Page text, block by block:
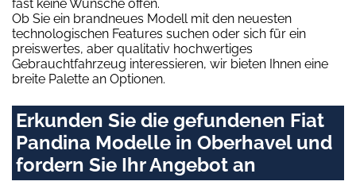
fast keine Wünsche offen.
Ob Sie ein brandneues Modell mit den neuesten
technologischen Features suchen oder sich für ein
preiswertes, aber qualitativ hochwertiges
Gebrauchtfahrzeug interessieren, wir bieten Ihnen eine
breite Palette an Optionen.
Erkunden Sie die gefundenen Fiat
Pandina Modelle in Oberhavel und
fordern Sie Ihr Angebot an